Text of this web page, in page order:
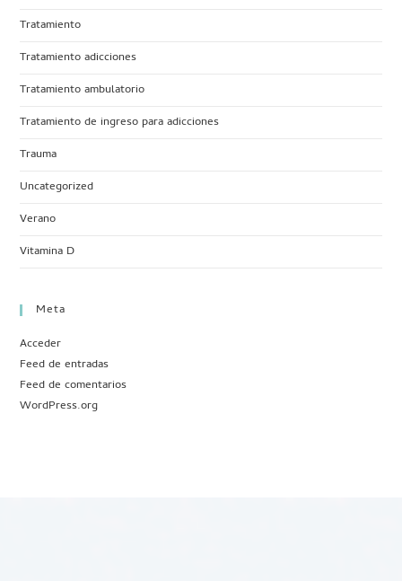
Tratamiento
Tratamiento adicciones
Tratamiento ambulatorio
Tratamiento de ingreso para adicciones
Trauma
Uncategorized
Verano
Vitamina D
Meta
Acceder
Feed de entradas
Feed de comentarios
WordPress.org